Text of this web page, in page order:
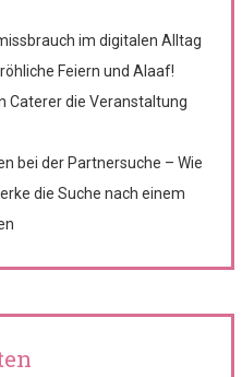
im digitalen Alltag
Feiern und Alaaf!
Caterer die Veranstaltung
bei der Partnersuche – Wie
die Suche nach einem